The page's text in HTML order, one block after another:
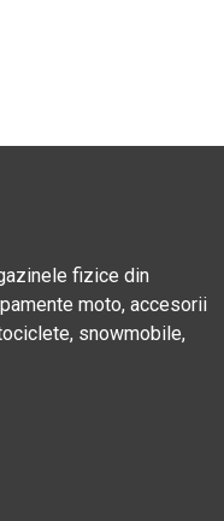
fizice din
moto, accesorii
snowmobile,